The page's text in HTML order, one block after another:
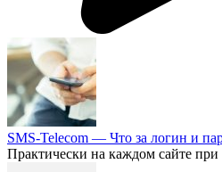
SMS-Telecom — Что за логин и
Практически на каждом сайте